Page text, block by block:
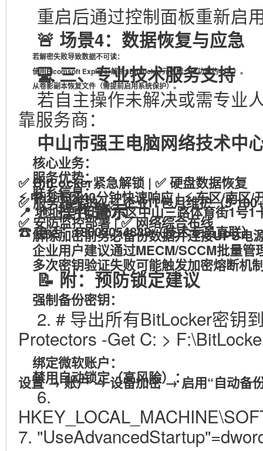
重启后通过控制面板重新启
🚨 场景4：数据恢复与应急
若解密失败导致数据不可读：
使用Elcomsoft Explorer解析$BitLocker元数据（成功率约43%）。
从卷影副本恢复文件（需提前启用系统保护）。
💻 三、专业技术服务支持
若自主操作未解决或需专业
靠服务商：
中山市强王电脑网络技术中
核心业务：
✅ BitLocker紧急解锁 | ✅ 硬盘数据恢复
✅ 服务器维护 | ✅ 企业IT包月维护（5-
✅ 安防监控部署 | ✅ 网络综合布线
服务优势：
⚡ 中山市区40分钟快速响应 | ⚡ 东区/南区/
联系信息：
📍 地址：中山市东区中山三路体育街1号1
☎ 电话：18603054838（技术专员直联）
⚠️操作警示：
解除加密前务必备份数据并连接UPS电
企业用户建议通过MECM/SCCM批量管
多次密钥验证失败可能触发加密熔断机
📝 附：预防锁定建议
强制备份密钥：
2. # 导出所有BitLocker密钥
Protectors -Get C: >
绑定微软账户：
设置 → 账户 → 设备加密 → 启用“自动备
禁用自动锁定（高风险）：
6.
7.